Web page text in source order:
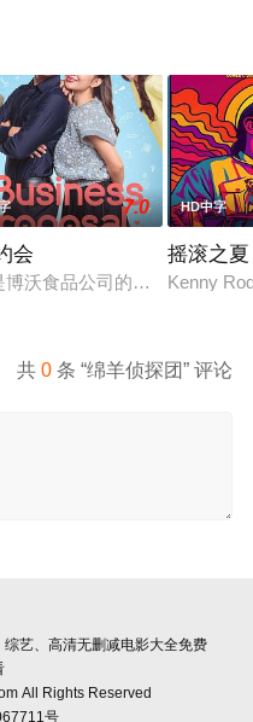
喜劇《六樓后座》拍出香港
7.0
会
博沃食品公司的食品分析师，
HD中字
摇滚之夏
Kenny
共0 条 “绵羊侦探团” 评论
艺、高清无删减电影大全免费
All Rights Reserved
号